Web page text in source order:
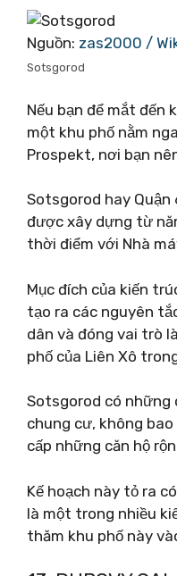
Nguồn: zas2000 /
Sotsgorod
Nếu bạn để mắt đến
một khu phố nằm
Prospekt, nơi bạn
Sotsgorod hay
được xây dựng từ
thời điểm với Nhà
Mục đích của kiến
tạo ra các nguyên
dân và đóng vai trò
phố của Liên Xô
Sotsgorod có những
chung cư, không
cấp những căn hộ
Kế hoạch này tỏ ra
là một trong nhiều
thăm khu phố này